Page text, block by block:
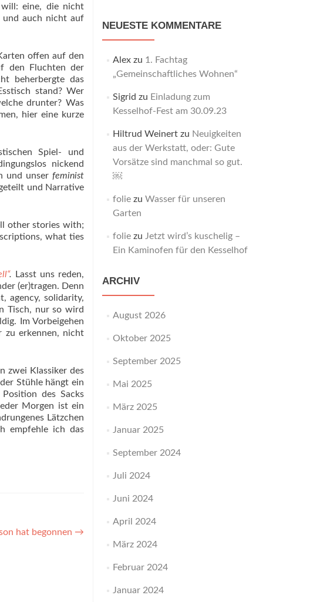
will: eine, die nicht
und auch nicht auf
offen auf den
den Fluchten der
beherbergte das
stand? Wer
drunter? Was
hier eine kurze
Spiel- und
nickend
und unser feminist
und Narrative
other stories with;
what ties
. Lasst uns reden,
(er)tragen. Denn
agency, solidarity,
Tisch, nur so wird
Im Vorbeigehen
zu erkennen, nicht
zwei Klassiker des
Stühle hängt ein
des Sacks
Morgen ist ein
Lätzchen
empfehle ich das
hat begonnen →
NEUESTE KOMMENTARE
Alexzu 1. Fachtag
„Gemeinschaftliches Wohnen“
Sigrid zu Einladung zum
Kesselhof-Fest am 30.09.23
Hiltrud Weinertzu Neuigkeiten
aus der Werkstatt, oder: Gute
Vorsätze sind manchmal so gut.
￼
foliezu Wasser für unseren
Garten
foliezu Jetzt wird’s kuschelig –
Ein Kaminofen für den Kesselhof
ARCHIV
August 2026
Oktober 2025
September 2025
Mai 2025
März 2025
Januar 2025
September 2024
Juli 2024
Juni 2024
April 2024
März 2024
Februar 2024
Januar 2024